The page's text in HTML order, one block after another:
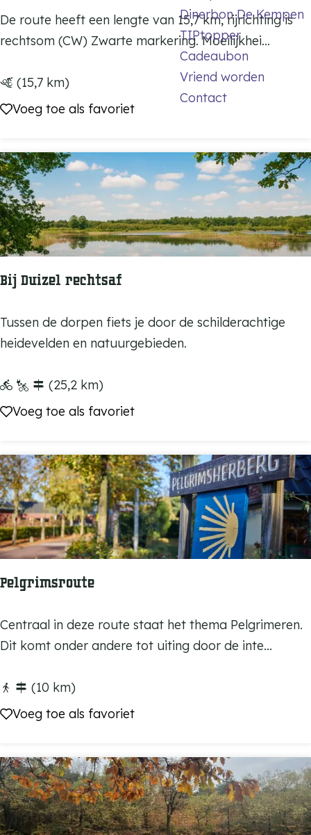
Dinerbon De Kempen
TIPtopper
Cadeaubon
Vriend worden
Contact
i
d
e
M
T
r
o
e
R
e
u
s
l
De route heeft een lengte van 15,7 km, rijrichting is
rechtsom (CW) Zwarte markering. Moeilijkhei...
(15,7 km)
Voeg toe als favoriet
Voeg toe als favoriet
Bij Duizel rechtsaf
B
i
D
u
e
l
r
e
c
t
a
f
Tussen de dorpen fiets je door de schilderachtige
heidevelden en natuurgebieden.
(25,2 km)
Voeg toe als favoriet
Voeg toe als favoriet
Pelgrimsroute
P
e
g
r
s
r
o
Centraal in deze route staat het thema Pelgrimeren.
Dit komt onder andere tot uiting door de inte...
(10 km)
Voeg toe als favoriet
Voeg toe als favoriet